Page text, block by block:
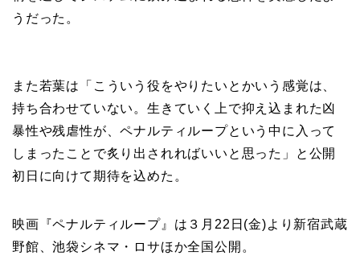
うだった。
また若葉は「こういう役をやりたいとかいう感覚は、
持ち合わせていない。生きていく上で抑え込まれた凶
暴性や残虐性が、ペナルティループという中に入って
しまったことで炙り出されればいいと思った」と公開
初日に向けて期待を込めた。
映画『ペナルティループ』は３月22日(金)より新宿武蔵
野館、池袋シネマ・ロサほか全国公開。